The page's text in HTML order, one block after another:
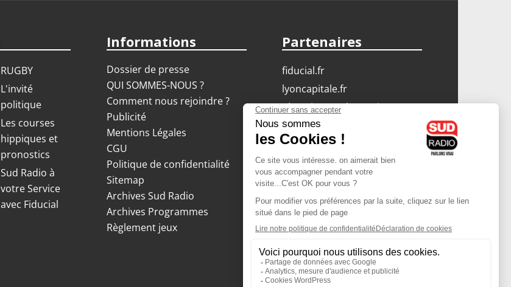
RUGBY
L'invité
politique
Les courses
hippiques et
pronostics
Sud Radio à
votre Service
avec Fiducial
Informations
Dossier de presse
QUI SOMMES-NOUS ?
Comment nous rejoindre ?
Publicité
Mentions Légales
CGU
Politique de confidentialité
Sitemap
Archives Sud Radio
Archives Programmes
Règlement jeux
Partenaires
fiducial.fr
lyoncapitale.fr
olympique-et-lyonnais.com
L'application Iphone
/ Android
Téléchargez l'application
Les cookies
Gestion des cookies